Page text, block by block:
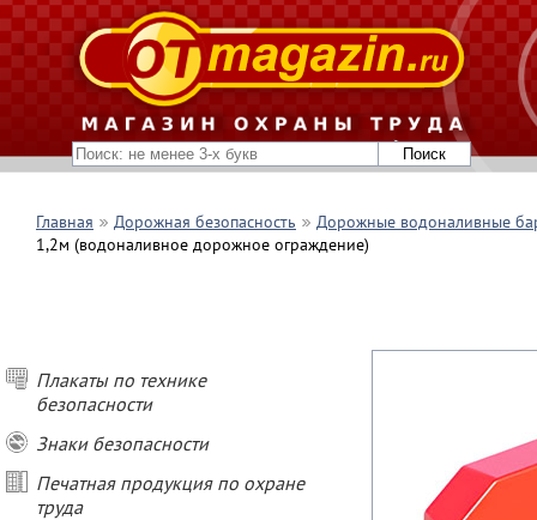
Главная Дорожная безопасность
Дорожные водоналивные
1,2м (водоналивное дорожное ограждение)
Плакаты по технике
безопасности
Знаки безопасности
Печатная продукция по охране
труда